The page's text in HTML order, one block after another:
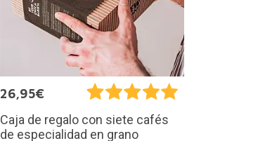
26,95€
Caja de regalo con siete cafés
de especialidad en grano